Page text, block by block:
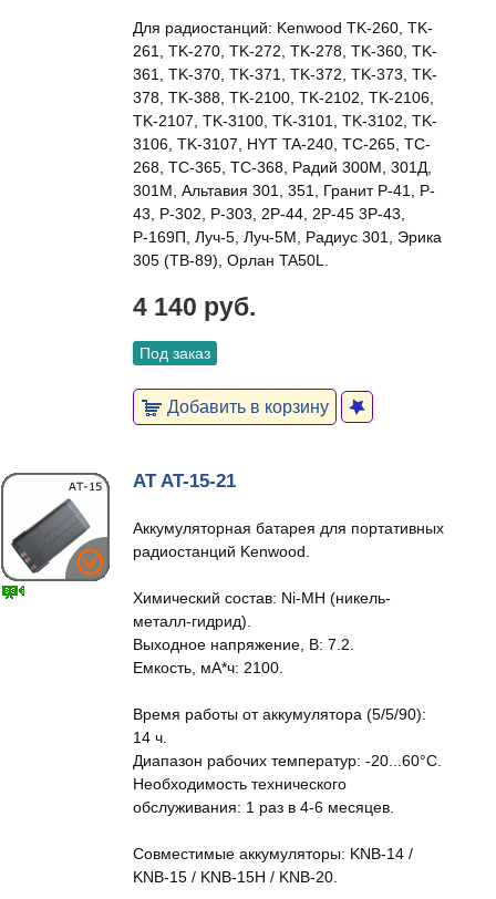
Для радиостанций: Kenwood TK-260, TK-
261, TK-270, TK-272, TK-278, TK-360, TK-
361, TK-370, TK-371, TK-372, TK-373, TK-
378, TK-388, TK-2100, TK-2102, TK-2106,
TK-2107, TK-3100, TK-3101, TK-3102, TK-
3106, TK-3107, HYT TA-240, TC-265, TC-
268, TC-365, TC-368, Радий 300М, 301Д,
301М, Альтавия 301, 351, Гранит P-41, P-
43, P-302, P-303, 2P-44, 2P-45 3P-43,
Р-169П, Луч-5, Луч-5М, Радиус 301, Эрика
305 (ТВ-89), Орлан TA50L.
4 140 руб.
Под заказ
Добавить в корзину
AT AT-15-21
Аккумуляторная батарея для портативных
радиостанций Kenwood.
Химический состав: Ni-MH (никель-
металл-гидрид).
Выходное напряжение, В: 7.2.
Емкость, мА*ч: 2100.
Время работы от аккумулятора (5/5/90):
14 ч.
Диапазон рабочих температур: -20...60°С.
Необходимость технического
обслуживания: 1 раз в 4-6 месяцев.
Совместимые аккумуляторы: KNB-14 /
KNB-15 / KNB-15H / KNB-20.